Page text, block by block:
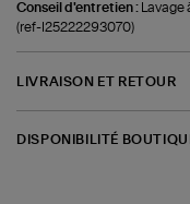
Conseil d'entretien :
Lavage
(ref-I25222293070)
LIVRAISON ET RETOUR
DISPONIBILITÉ